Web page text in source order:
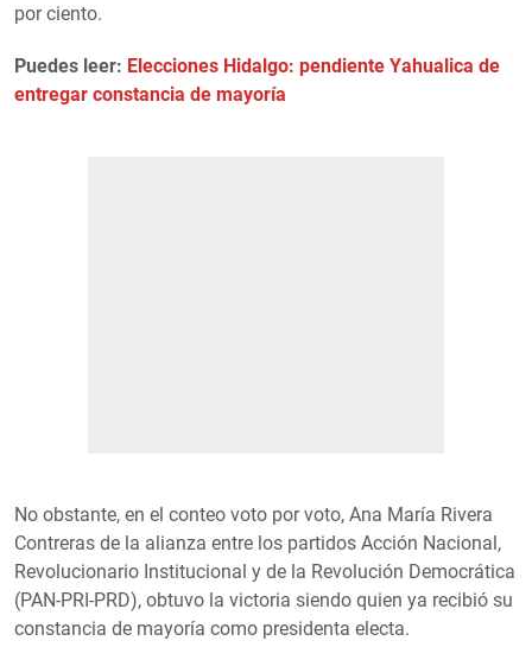
por ciento.
Puedes leer: Elecciones Hidalgo: pendiente Yahualica de
entregar constancia de mayoría
No obstante, en el conteo voto por voto, Ana María Rivera
Contreras de la alianza entre los partidos Acción Nacional,
Revolucionario Institucional y de la Revolución Democrática
(PAN-PRI-PRD), obtuvo la victoria siendo quien ya recibió su
constancia de mayoría como presidenta electa.